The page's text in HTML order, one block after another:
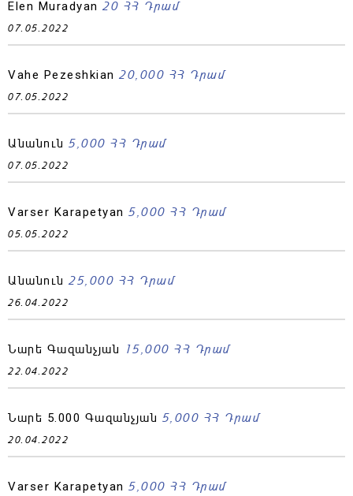
Elen Muradyan 20 ՀՀ Դրամ
07.05.2022
Vahe Pezeshkian 20,000 ՀՀ Դրամ
07.05.2022
Անանուն 5,000 ՀՀ Դրամ
07.05.2022
Varser Karapetyan 5,000 ՀՀ Դրամ
05.05.2022
Անանուն 25,000 ՀՀ Դրամ
26.04.2022
Նարե Գազանչյան 15,000 ՀՀ Դրամ
22.04.2022
Նարե 5.000 Գազանչյան 5,000 ՀՀ Դրամ
20.04.2022
Varser Karapetyan 5,000 ՀՀ Դրամ